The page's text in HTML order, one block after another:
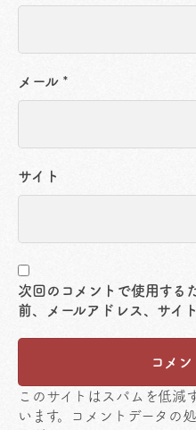
メール *
サイト
次回のコメントで使用する
前、メールアドレス、サイ
このサイトはスパムを低減
います。
コメントデータの